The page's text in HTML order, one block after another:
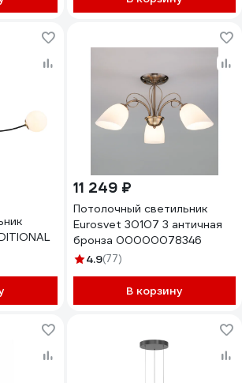
11 249 ₽
Потолочный светильник
Eurosvet 30107 3 античная
бронза 00000078346
4.9(77)
В корзину